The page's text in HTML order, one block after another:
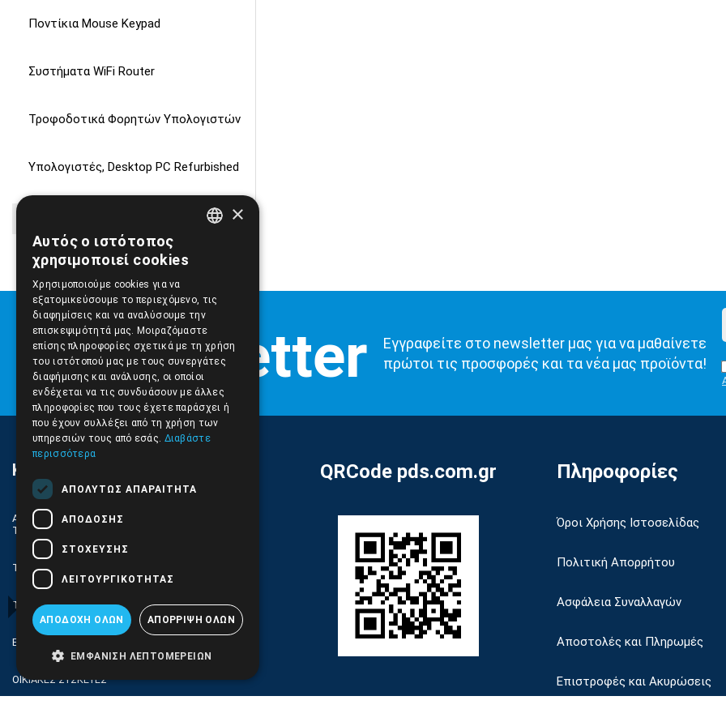
Ποντίκια Mouse Keypad
Συστήματα WiFi Router
Τροφοδοτικά Φορητών Υπολογιστών
Υπολογιστές, Desktop PC Refurbished
Εγγραφείτε στο newsletter μας για να μαθαίνετε
πρώτοι τις προσφορές και τα νέα μας προϊόντα!
ΚΑΤΗΓΟΡΙΕΣ
ΑΝΤΑΛΛΑΚΤΙΚΑ ΚΑΙ ΑΞΕΣΟΥΑΡ ΚΙΝΗΤΩΝ
ΤΗΛΕΦΩΝΩΝ
TABLET
ΤΗΛΕΠΙΚΟΙΝΩΝΙΕΣ, ΑΣΥΡΜΑΤΑ, FCT
ΕΡΓΑΛΕΙΑ SERVICE
ΟΙΚΙΑΚΕΣ ΣΥΣΚΕΥΕΣ
QRCode pds.com.gr Πληροφορίες
Όροι Χρήσης Ιστοσελίδας
Πολιτική Απορρήτου
Ασφάλεια Συναλλαγών
Αποστολές και Πληρωμές
Επιστροφές και Ακυρώσεις
×
Αυτός ο ιστότοπος
χρησιμοποιεί cookies
Χρησιμοποιούμε cookies για να
εξατομικεύσουμε το περιεχόμενο, τις
διαφημίσεις και να αναλύσουμε την
επισκεψιμότητά μας. Μοιραζόμαστε
επίσης πληροφορίες σχετικά με τη χρήση
του ιστότοπού μας με τους συνεργάτες
διαφήμισης και ανάλυσης, οι οποίοι
ενδέχεται να τις συνδυάσουν με άλλες
πληροφορίες που τους έχετε παράσχει ή
που έχουν συλλέξει από τη χρήση των
υπηρεσιών τους από εσάς. Διαβάστε
περισσότερα
ΑΠΟΛΎΤΩΣ ΑΠΑΡΑΊΤΗΤΑ
ΑΠΌΔΟΣΗΣ
ΣΤΌΧΕΥΣΗΣ
ΛΕΙΤΟΥΡΓΙΚΌΤΗΤΑΣ
ΑΠΟΔΟΧΉ ΌΛΩΝ ΑΠΌΡΡΙΨΗ ΌΛΩΝ
ΕΜΦΆΝΙΣΗ ΛΕΠΤΟΜΕΡΕΙΏΝ